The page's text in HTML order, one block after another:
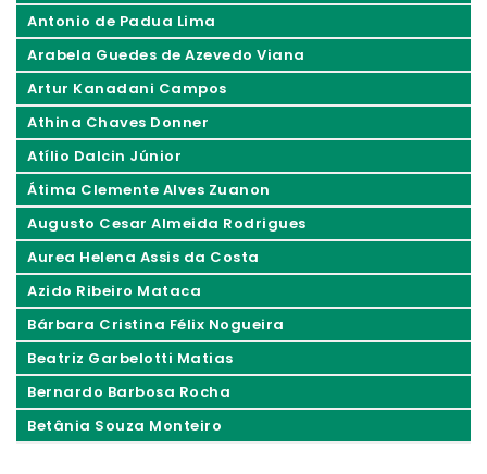
Antonio de Padua Lima
Arabela Guedes de Azevedo Viana
Artur Kanadani Campos
Athina Chaves Donner
Atílio Dalcin Júnior
Átima Clemente Alves Zuanon
Augusto Cesar Almeida Rodrigues
Aurea Helena Assis da Costa
Azido Ribeiro Mataca
Bárbara Cristina Félix Nogueira
Beatriz Garbelotti Matias
Bernardo Barbosa Rocha
Betânia Souza Monteiro